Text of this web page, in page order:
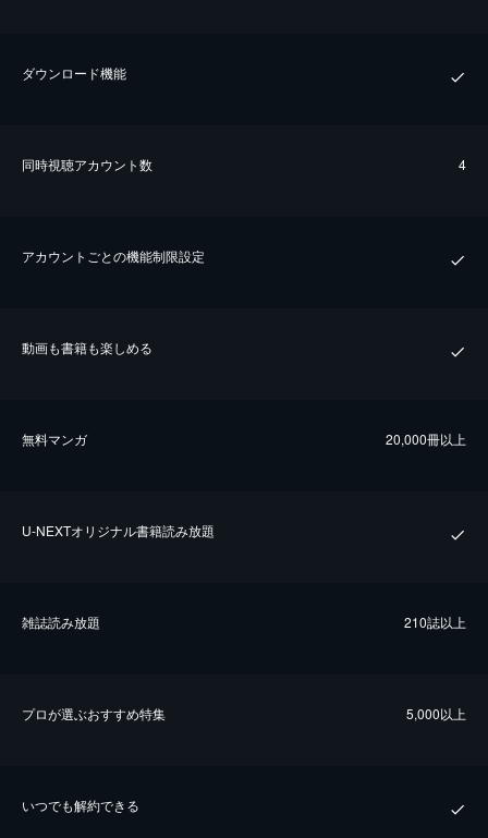
ダウンロード機能
同時視聴アカウント数 4
アカウントごとの機能制限設定
動画も書籍も楽しめる
無料マンガ 20,000冊以上
U-NEXTオリジナル書籍読み放題
雑誌読み放題 210誌以上
プロが選ぶおすすめ特集 5,000以上
いつでも解約できる